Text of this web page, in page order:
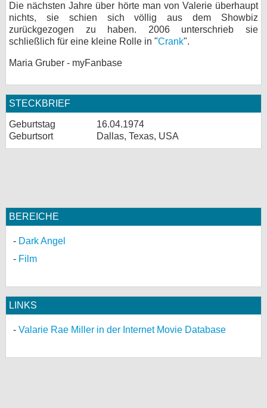
Die nächsten Jahre über hörte man von Valerie überhaupt
nichts, sie schien sich völlig aus dem Showbiz
zurückgezogen zu haben. 2006 unterschrieb sie
schließlich für eine kleine Rolle in "Crank".
Maria Gruber - myFanbase
STECKBRIEF
Geburtstag
16.04.1974
Geburtsort
Dallas, Texas, USA
BEREICHE
Dark Angel
Film
LINKS
Valarie Rae Miller in der Internet Movie Database